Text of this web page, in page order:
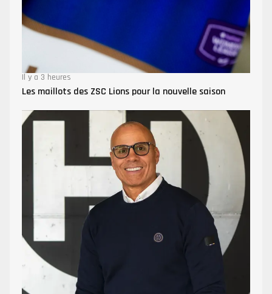
Il y a 3 heures
Les maillots des ZSC Lions pour la nouvelle saison